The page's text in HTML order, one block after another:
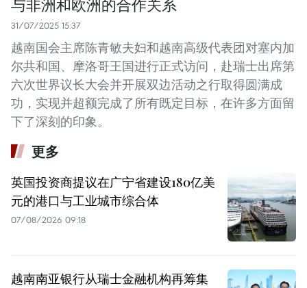
与非洲和欧洲的合作关系
31/07/2025 15:37
越南国会主席陈青敏夫妇和越南高级代表团对塞内加
尔共和国、摩洛哥王国进行正式访问，赴瑞士出席第
六次世界议长大会并开展双边活动之行取得圆满成
功，实现并超额完成了所有既定目标，在许多方面留
下了深刻的印象。
更多
英国投资商提议在广宁省建设180亿美
元的港口与工业城市综合体
07/08/2026 09:18
越南南亚银行从瑞士金融机构再筹集